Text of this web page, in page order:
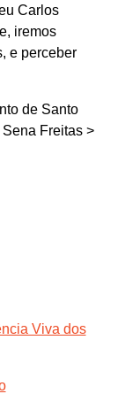
Carlos
iremos
e perceber
de Santo
Freitas ˃
Viva dos